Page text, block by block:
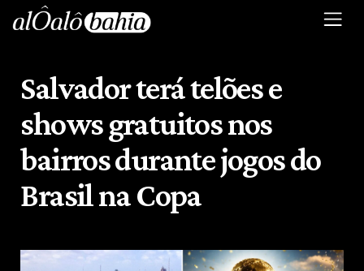
Salvador terá telões e
shows gratuitos nos
bairros durante jogos do
Brasil na Copa